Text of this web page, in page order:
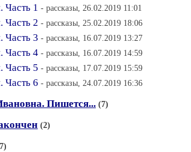
Часть 1 - рассказы, 26.02.2019 11:01
Часть 2 - рассказы, 25.02.2019 18:06
Часть 3 - рассказы, 16.07.2019 13:27
Часть 4 - рассказы, 16.07.2019 14:59
Часть 5 - рассказы, 17.07.2019 15:59
Часть 6 - рассказы, 24.07.2019 16:36
Пишется... (7)
(2)